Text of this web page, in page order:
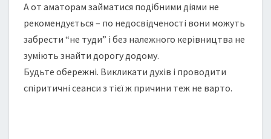
А от аматорам займатися подібними діями не
рекомендується – по недосвідченості вони можуть
забрести “не туди” і без належного керівництва не
зуміють знайти дорогу додому.
Будьте обережні. Викликати духів і проводити
спіритичні сеанси з тієї ж причини теж не варто.